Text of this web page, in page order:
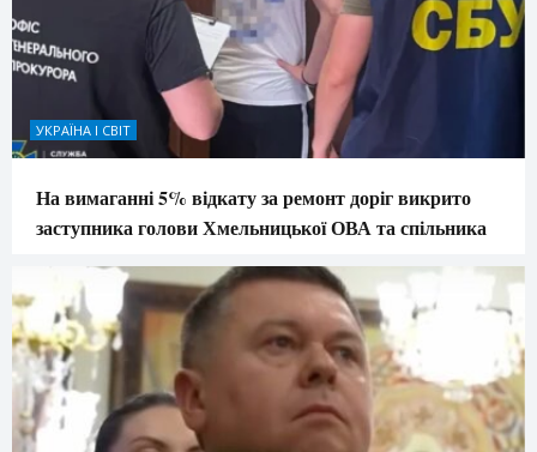
УКРАЇНА І СВІТ
На вимаганні 5% відкату за ремонт доріг викрито
заступника голови Хмельницької ОВА та спільника